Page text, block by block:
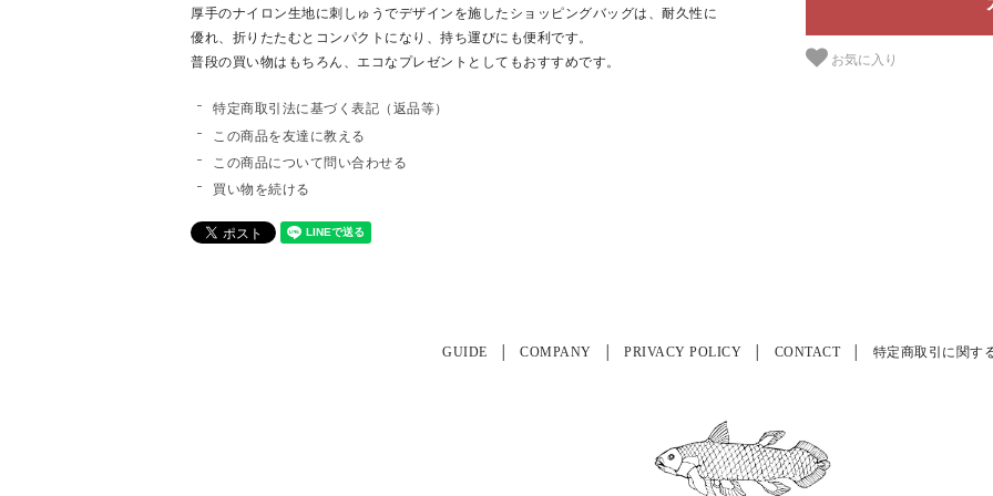
お気に入り
厚手のナイロン生地に刺しゅうでデザインを施したショッピングバッグは、耐久性に
優れ、折りたたむとコンパクトになり、持ち運びにも便利です。
普段の買い物はもちろん、エコなプレゼントとしてもおすすめです。
特定商取引法に基づく表記（返品等）
この商品を友達に教える
この商品について問い合わせる
買い物を続ける
GUIDE COMPANY PRIVACY POLICY CONTACT 特定商取引に関す